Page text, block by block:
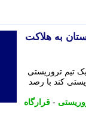
به هلاکت
تیم تروریستی
کند با رصد
- قرارگاه